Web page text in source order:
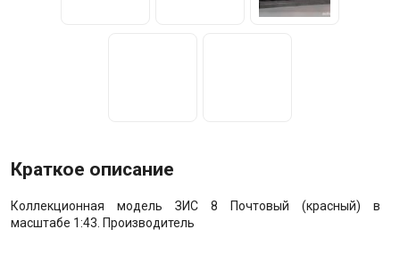
Краткое описание
Коллекционная модель ЗИС 8 Почтовый (красный) в
масштабе 1:43. Производитель